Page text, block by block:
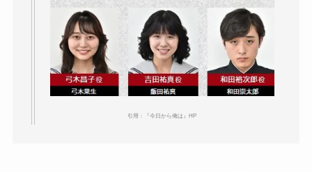
引用：『今日から俺は』HP